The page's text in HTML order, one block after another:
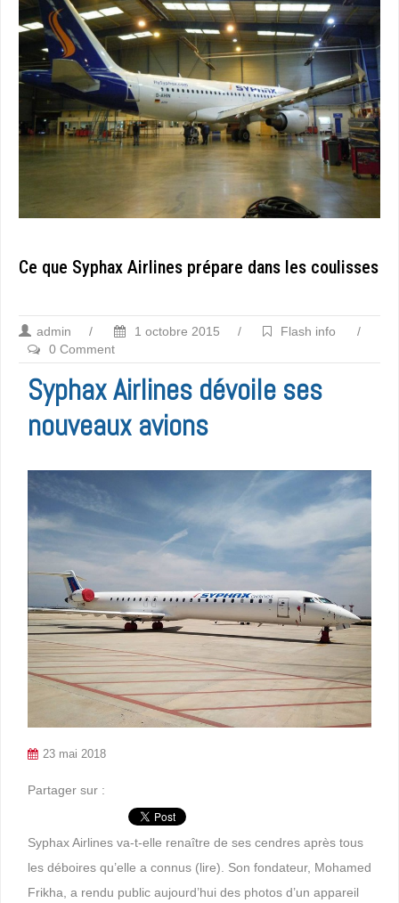
Ce que Syphax Airlines prépare dans les coulisses
admin / 1 octobre 2015 / Flash info
/
0 Comment
Syphax Airlines dévoile ses
nouveaux avions
23 mai 2018
Partager sur :
Syphax Airlines va-t-elle renaître de ses cendres après tous
les déboires qu’elle a connus (lire). Son fondateur, Mohamed
Frikha, a rendu public aujourd’hui des photos d’un appareil